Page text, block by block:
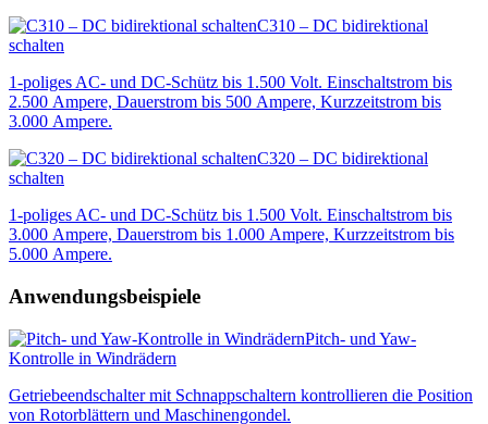
C310 – DC bidirektional
schalten
1-poliges AC- und DC-Schütz bis 1.500 Volt. Einschaltstrom bis
2.500 Ampere, Dauerstrom bis 500 Ampere, Kurzzeitstrom bis
3.000 Ampere.
C320 – DC bidirektional
schalten
1-poliges AC- und DC-Schütz bis 1.500 Volt. Einschalt­strom bis
3.000 Ampere, Dauerstrom bis 1.000 Ampere, Kurzzeitstrom bis
5.000 Ampere.
Anwendungsbeispiele
Pitch- und Yaw-
Kontrolle in Windrädern
Getriebeendschalter mit Schnappschaltern kontrollieren die Position
von Rotorblättern und Maschinengondel.